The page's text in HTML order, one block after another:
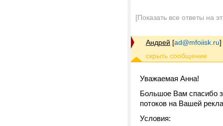
[Показать все ответы на
Андрей [ad@mfoiisk.ru]
Уважаемая Анна!
Большое Вам спасибо
потоков на Вашей
Условия: